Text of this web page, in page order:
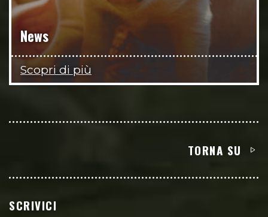
News
Scopri di più
TORNA SU
SCRIVICI